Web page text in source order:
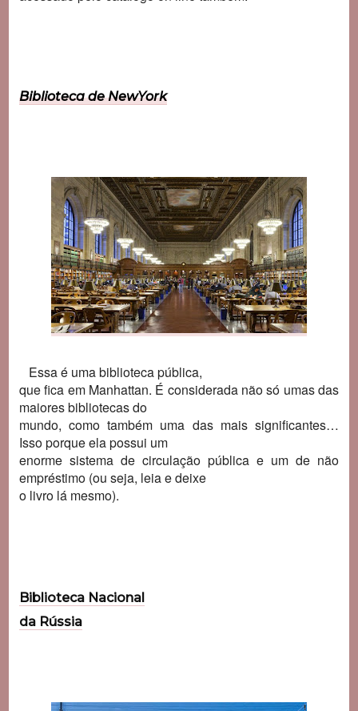
Biblioteca de NewYork
Essa é uma biblioteca pública,
que fica em Manhattan. É considerada não só umas das
maiores bibliotecas do
mundo, como também uma das mais significantes…
Isso porque ela possui um
enorme sistema de circulação pública e um de não
empréstimo (ou seja, leia e deixe
o livro lá mesmo).
Biblioteca Nacional
da Rússia